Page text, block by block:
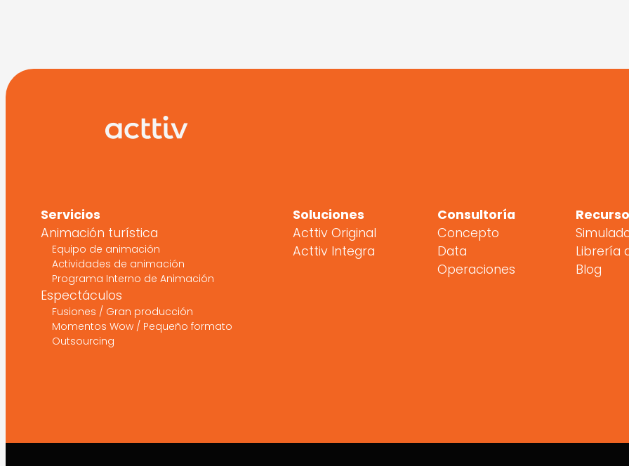
Servicios
Animación turística
Equipo de animación
Actividades de animación
Programa Interno de Animación
Espectáculos
Fusiones / Gran producción
Momentos Wow / Pequeño formato
Outsourcing
Soluciones
Acttiv Original
Acttiv Integra
Consultoría
Concepto
Data
Operaciones
Librería
Blog